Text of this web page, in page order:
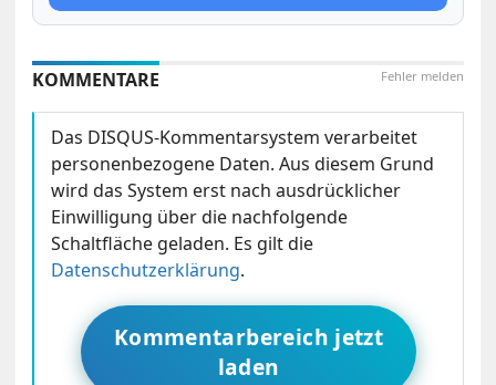
Fehler melden
KOMMENTARE
Das DISQUS-Kommentarsystem verarbeitet
personenbezogene Daten. Aus diesem Grund
wird das System erst nach ausdrücklicher
Einwilligung über die nachfolgende
Schaltfläche geladen. Es gilt die
Datenschutzerklärung.
Kommentarbereich jetzt
laden